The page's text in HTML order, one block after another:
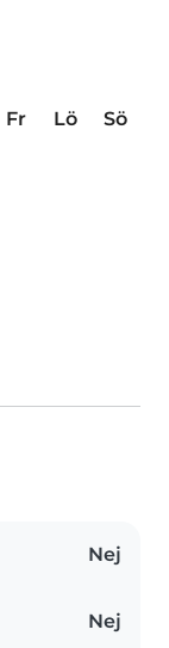
Fr Lö
Sö
Nej
Nej